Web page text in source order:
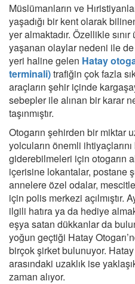
Müslümanların ve
yaşadığı bir kent olarak
yer almaktadır. Özellikle
yaşanan olaylar nedeni ile
yeri haline gelen Hatay
terminali)trafiğin çok fazla
araçların şehir içinde
sebepler ile alınan bir karar
taşınmıştır.
Otogarın şehirden bir miktar
yolcuların önemli
giderebilmeleri için otogarın
içerisine lokantalar, postane
annelere özel odalar,
için polis merkezi açılmıştır.
ilgili hatıra ya da hediye
eşya satan dükkanlar da
yoğun geçtiği Hatay
birçok şirket bulunuyor.
arasındaki uzaklık ise
zaman alıyor.